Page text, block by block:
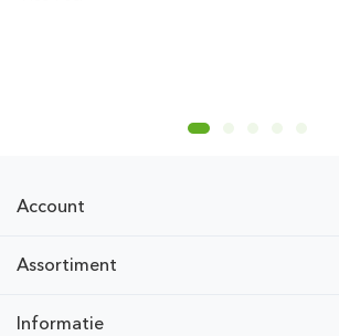
Account
Assortiment
Informatie